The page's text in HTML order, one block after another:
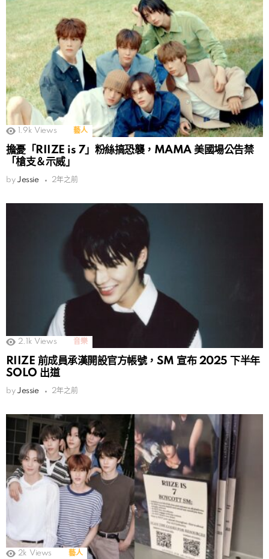
1.9k Views 藝人
擔憂「RIIZE is 7」粉絲搞恐襲，MAMA 美國場公告禁
「槍支＆示威」
by Jessie 2年之前
2.1k Views 音樂
RIIZE 前成員承漢開設官方帳號，SM 宣布 2025 下半年
SOLO 出道
by Jessie 2年之前
2k Views 藝人